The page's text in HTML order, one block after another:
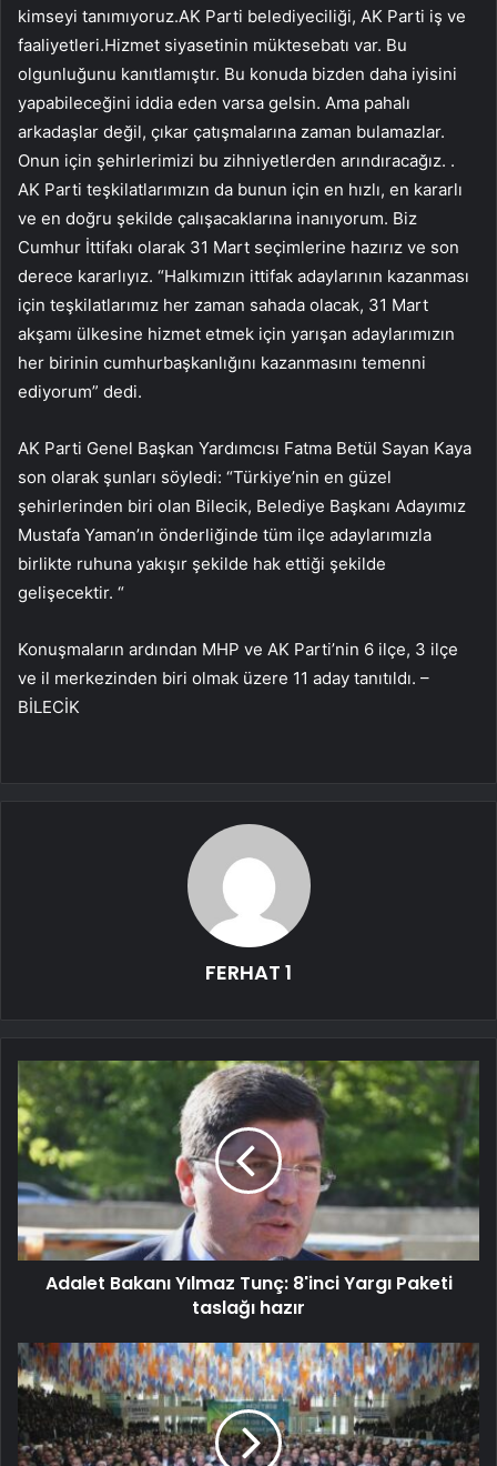
kimseyi tanımıyoruz.AK Parti belediyeciliği, AK Parti iş ve
faaliyetleri.Hizmet siyasetinin müktesebatı var. Bu
olgunluğunu kanıtlamıştır. Bu konuda bizden daha iyisini
yapabileceğini iddia eden varsa gelsin. Ama pahalı
arkadaşlar değil, çıkar çatışmalarına zaman bulamazlar.
Onun için şehirlerimizi bu zihniyetlerden arındıracağız. .
AK Parti teşkilatlarımızın da bunun için en hızlı, en kararlı
ve en doğru şekilde çalışacaklarına inanıyorum. Biz
Cumhur İttifakı olarak 31 Mart seçimlerine hazırız ve son
derece kararlıyız. “Halkımızın ittifak adaylarının kazanması
için teşkilatlarımız her zaman sahada olacak, 31 Mart
akşamı ülkesine hizmet etmek için yarışan adaylarımızın
her birinin cumhurbaşkanlığını kazanmasını temenni
ediyorum” dedi.
AK Parti Genel Başkan Yardımcısı Fatma Betül Sayan Kaya
son olarak şunları söyledi: “Türkiye’nin en güzel
şehirlerinden biri olan Bilecik, Belediye Başkanı Adayımız
Mustafa Yaman’ın önderliğinde tüm ilçe adaylarımızla
birlikte ruhuna yakışır şekilde hak ettiği şekilde
gelişecektir. “
Konuşmaların ardından MHP ve AK Parti’nin 6 ilçe, 3 ilçe
ve il merkezinden biri olmak üzere 11 aday tanıtıldı. –
BİLECİK
FERHAT 1
Adalet Bakanı Yılmaz Tunç: 8'inci Yargı Paketi
taslağı hazır